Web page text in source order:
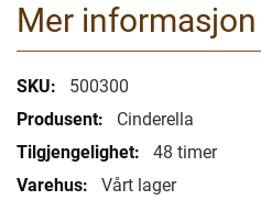
Mer informasjon
Mer
informasjon
500300
Cinderella
48 timer
Vårt lager